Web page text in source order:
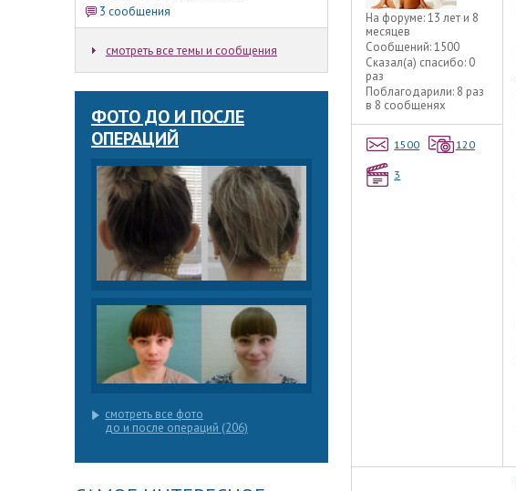
3 сообщения
смотреть все темы и сообщения
ФОТО ДО И ПОСЛЕ
ОПЕРАЦИЙ
смотреть все фото
до и после операций (206)
На форуме:13 лет и 8
месяцев
Сообщений:1500
Сказал(а) спасибо: 0
раз
Поблагодарили: 8 раз
в 8 сообщенях
1500 120
3